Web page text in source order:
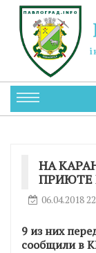
НА
ПРИЮТЕ
06.04.2018
9 из них
сообщили в